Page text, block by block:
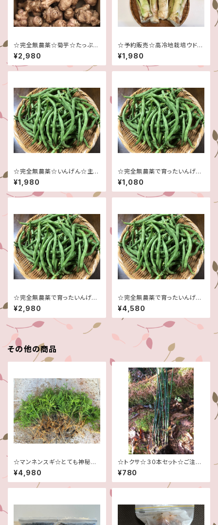
☆完全無農薬☆菊芋☆たっぷり
５キロです！☆信州産♪☆健康
食材☆
¥2,980
☆予約販売☆高冷地栽培ウド１
キロ☆信州産♪☆５月中頃から
の発送予定です☆完全無農薬☆
¥1,980
☆完全無農薬☆いんげん☆主に
大きめ＆曲がり☆たっぷり３キロ
です！☆信州産♪☆
¥1,980
☆完全無農薬で育ったいんげん
♪☆１キロ！☆
¥1,080
☆完全無農薬で育ったいんげん
♪☆たっぷり２キロ！☆
¥2,980
☆完全無農薬で育ったいんげん
♪☆たっぷり３キロ！☆
¥4,580
その他の商品
☆マンネンスギ☆とても神秘的
です！☆５０本大量セット！！☆
¥4,980
☆トクサ☆３０本セット☆ご注文
頂いてから採取させて頂きます
☆
¥780